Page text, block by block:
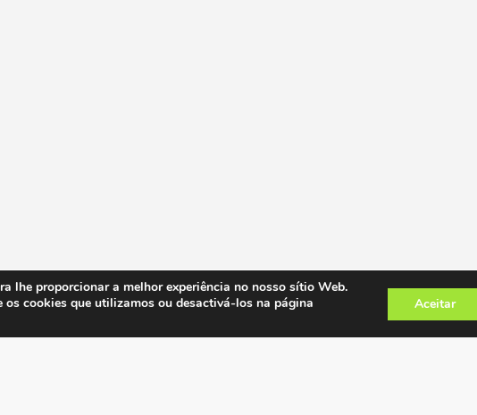
lhe proporcionar a melhor experiência no nosso sítio Web.
os cookies que utilizamos ou desactivá-los na página
Aceitar